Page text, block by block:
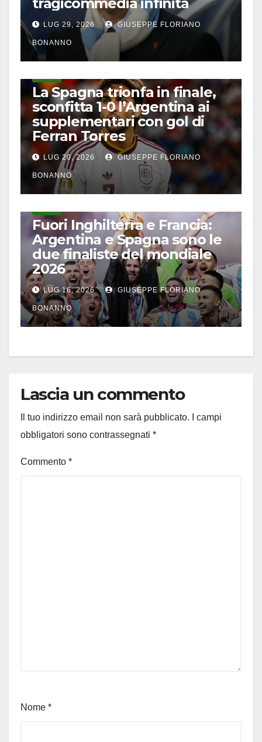
LUG 29, 2026 GIUSEPPE FLORIANO
BONANNO
La Spagna trionfa in finale,
sconfitta 1-0 l’Argentina ai
supplementari con gol di
Ferran Torres
LUG 20, 2026 GIUSEPPE FLORIANO
BONANNO
Fuori Inghilterra e Francia:
Argentina e Spagna sono le
due finaliste del mondiale
2026
LUG 16, 2026 GIUSEPPE FLORIANO
BONANNO
Lascia un commento
Il tuo indirizzo email non sarà pubblicato.
I campi
obbligatori sono contrassegnati *
Commento *
Nome *